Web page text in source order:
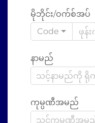
မိုဘိုင်း/ဝက်စ်အပ်
Code
နာမည်
ကုမ္ပဏီအမည်